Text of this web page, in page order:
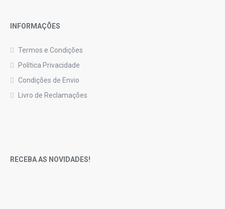
INFORMAÇÕES
Termos e Condições
Política Privacidade
Condições de Envio
Livro de Reclamações
RECEBA AS NOVIDADES!